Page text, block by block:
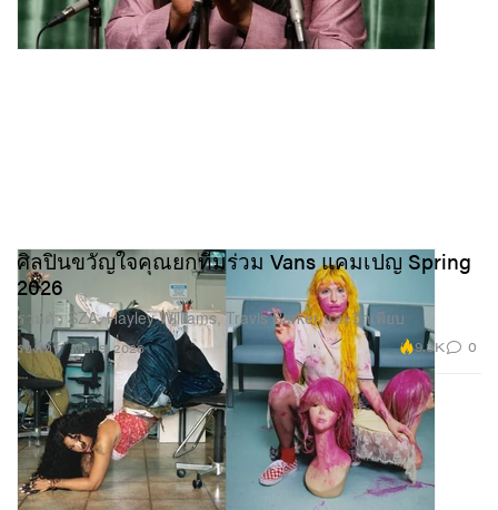
รองเท้า
ศิลปินขวัญใจคุณยกทีมร่วม Vans แคมเปญ Spring
2026
รวมตัว SZA, Hayley Williams, Travis Barker และอีกเพียบ
Mar 9, 2026 9.3K 0